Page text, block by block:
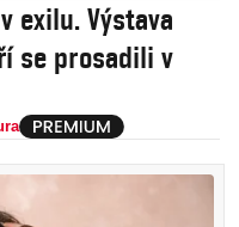
exilu. Výstava
se prosadili v